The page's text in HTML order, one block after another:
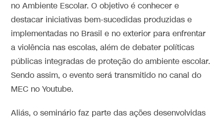
no Ambiente Escolar. O objetivo é conhecer e
destacar iniciativas bem-sucedidas produzidas e
implementadas no Brasil e no exterior para enfrentar
a violência nas escolas, além de debater políticas
públicas integradas de proteção do ambiente escolar.
Sendo assim, o evento será transmitido no canal do
MEC no Youtube.
Aliás, o seminário faz parte das ações desenvolvidas